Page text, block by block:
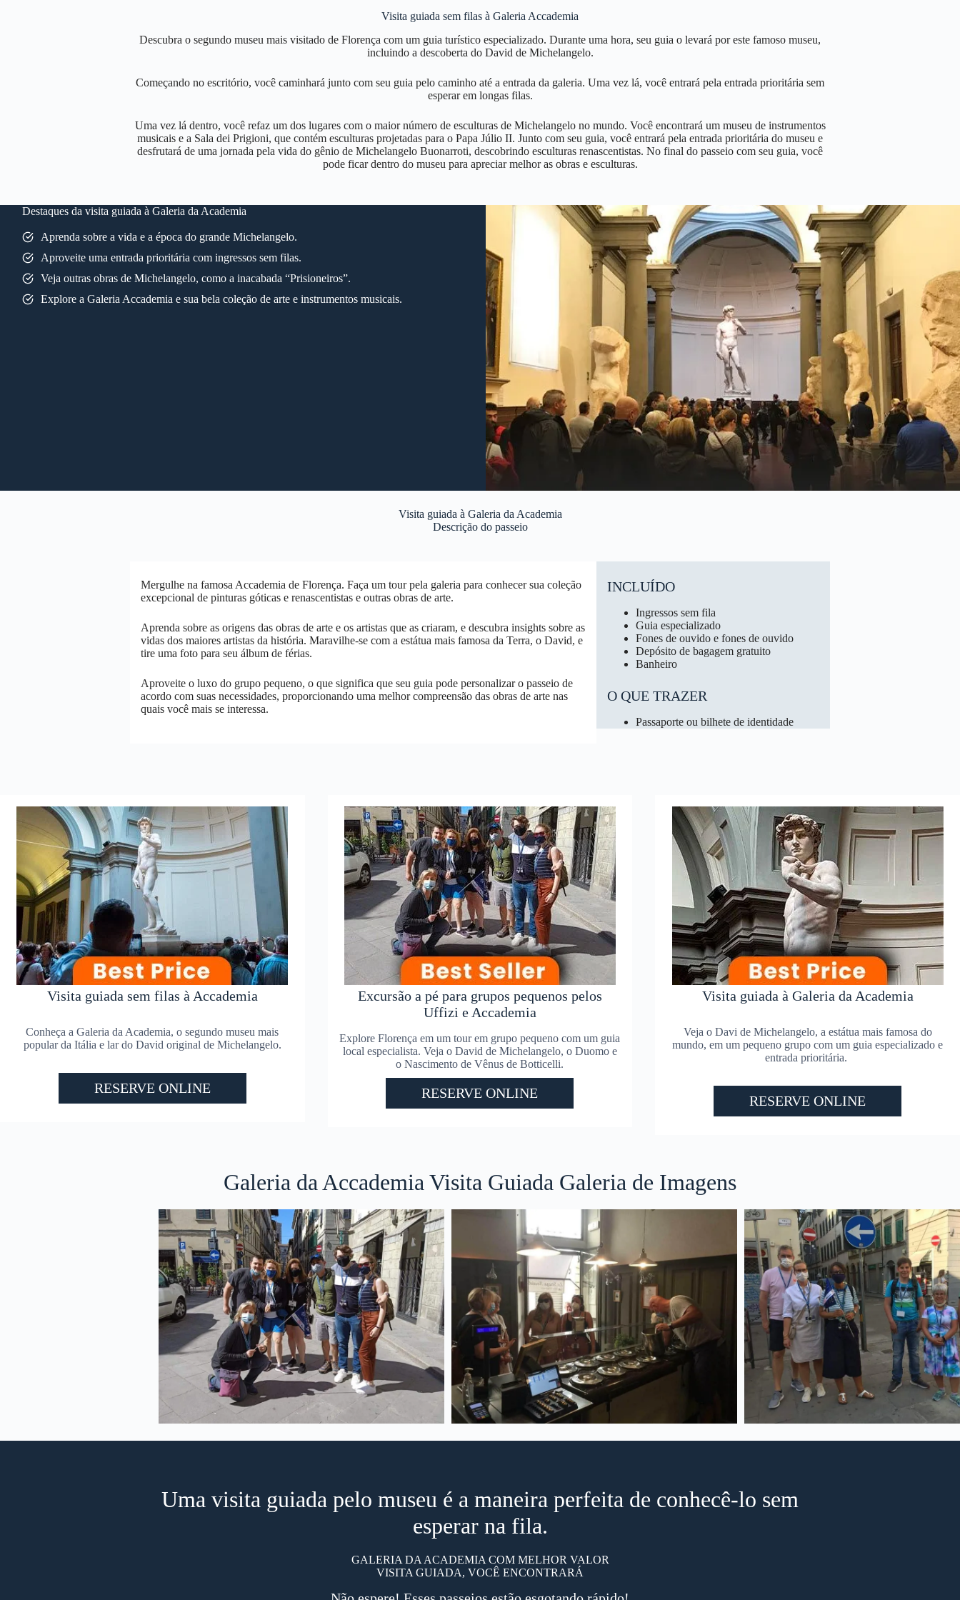
Visita guiada sem filas à Galeria Accademia
Descubra o segundo museu mais visitado de Florença com um guia turístico especializado. Durante uma hora, seu guia o levará por este famoso museu,
incluindo a descoberta do David de Michelangelo.
Começando no escritório, você caminhará junto com seu guia pelo caminho até a entrada da galeria. Uma vez lá, você entrará pela entrada prioritária sem
esperar em longas filas.
Uma vez lá dentro, você refaz um dos lugares com o maior número de esculturas de Michelangelo no mundo. Você encontrará um museu de instrumentos
musicais e a Sala dei Prigioni, que contém esculturas projetadas para o Papa Júlio II. Junto com seu guia, você entrará pela entrada prioritária do museu e
desfrutará de uma jornada pela vida do gênio de Michelangelo Buonarroti, descobrindo esculturas renascentistas. No final do passeio com seu guia, você
pode ficar dentro do museu para apreciar melhor as obras e esculturas.
Destaques da visita guiada à Galeria da Academia
Aprenda sobre a vida e a época do grande Michelangelo.
Aproveite uma entrada prioritária com ingressos sem filas.
Veja outras obras de Michelangelo, como a inacabada “Prisioneiros”.
Explore a Galeria Accademia e sua bela coleção de arte e instrumentos musicais.
Visita guiada à Galeria da Academia
Descrição do passeio
Mergulhe na famosa Accademia de Florença. Faça um tour pela galeria para conhecer sua coleção
excepcional de pinturas góticas e renascentistas e outras obras de arte.
Aprenda sobre as origens das obras de arte e os artistas que as criaram, e descubra insights sobre as
vidas dos maiores artistas da história. Maravilhe-se com a estátua mais famosa da Terra, o David, e
tire uma foto para seu álbum de férias.
Aproveite o luxo do grupo pequeno, o que significa que seu guia pode personalizar o passeio de
acordo com suas necessidades, proporcionando uma melhor compreensão das obras de arte nas
quais você mais se interessa.
INCLUÍDO
Ingressos sem fila
Guia especializado
Fones de ouvido e fones de ouvido
Depósito de bagagem gratuito
Banheiro
O QUE TRAZER
Passaporte ou bilhete de identidade
Visita guiada sem filas à Accademia
Conheça a Galeria da Academia, o segundo museu mais
popular da Itália e lar do David original de Michelangelo.
RESERVE ONLINE
Excursão a pé para grupos pequenos pelos
Uffizi e Accademia
Explore Florença em um tour em grupo pequeno com um guia
local especialista. Veja o David de Michelangelo, o Duomo e
o Nascimento de Vênus de Botticelli.
RESERVE ONLINE
Visita guiada à Galeria da Academia
Veja o Davi de Michelangelo, a estátua mais famosa do
mundo, em um pequeno grupo com um guia especializado e
entrada prioritária.
RESERVE ONLINE
Galeria da Accademia Visita Guiada Galeria de Imagens
Uma visita guiada pelo museu é a maneira perfeita de conhecê-lo sem
esperar na fila.
GALERIA DA ACADEMIA COM MELHOR VALOR
VISITA GUIADA, VOCÊ ENCONTRARÁ